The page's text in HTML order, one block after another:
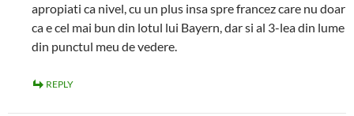
apropiati ca nivel, cu un plus insa spre francez care nu doar
ca e cel mai bun din lotul lui Bayern, dar si al 3-lea din lume
din punctul meu de vedere.
REPLY